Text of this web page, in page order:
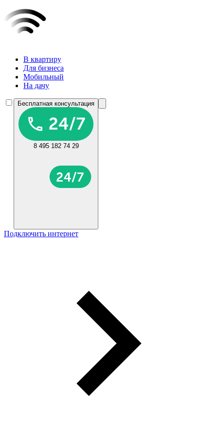
В квартиру
Для бизнеса
Мобильный
На дачу
Бесплатная консультация
8 495 182 74 29
Подключить интернет